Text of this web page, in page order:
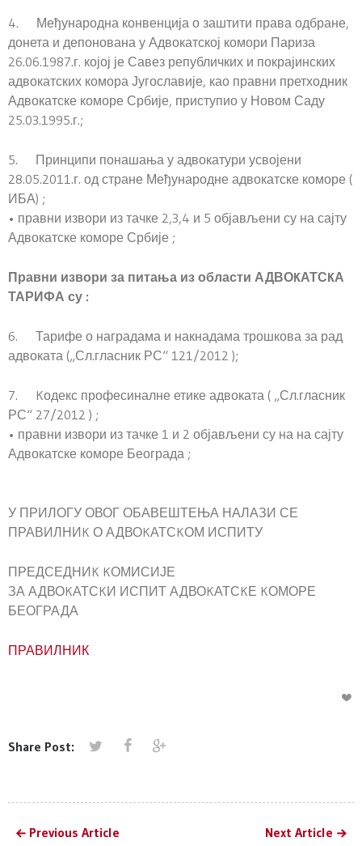
4. Међународна конвенција о заштити права одбране,
донета и депонована у Адвокатској комори Париза
26.06.1987.г. којој је Савез републичких и покрајинских
адвокатских комора Југославије, као правни претходник
Адвокатске коморе Србије, приступио у Новом Саду
25.03.1995.г.;
5. Принципи понашања у адвокатури усвојени
28.05.2011.г. од стране Међународне адвокатске коморе (
ИБА) ;
• правни извори из тачке 2,3,4 и 5 објављени су на сајту
Адвокатске коморе Србије ;
Правни извори за питања из области АДВОKАТСKА
ТАРИФА су :
6. Тарифе о наградама и накнадама трошкова за рад
адвоката („Сл.гласник РС“ 121/2012 );
7. Kодекс професиналне етике адвоката ( „Сл.гласник
РС“ 27/2012 ) ;
• правни извори из тачке 1 и 2 објављени су на на сајту
Адвокатске коморе Београда ;
У ПРИЛОГУ ОВОГ ОБАВЕШТЕЊА НАЛАЗИ СЕ
ПРАВИЛНИK О АДВОKАТСKОМ ИСПИТУ
ПРЕДСЕДНИK KОМИСИЈЕ
ЗА АДВОKАТСKИ ИСПИТ АДВОKАТСKЕ KОМОРЕ
БЕОГРАДА
ПРАВИЛНИК
Share Post:
Previous Article Next Article